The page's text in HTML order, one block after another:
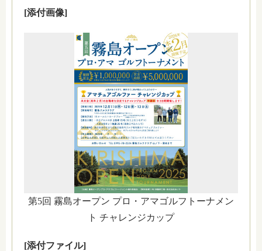
[添付画像]
第5回 霧島オープン プロ・アマゴルフトーナメン
ト チャレンジカップ
[添付ファイル]